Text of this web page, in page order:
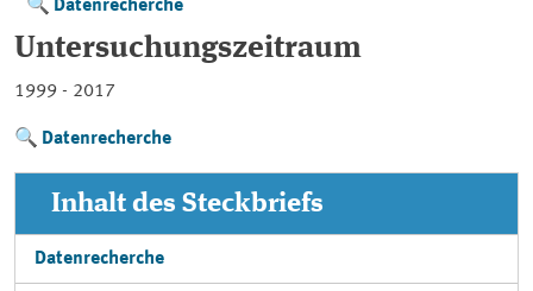
Datenrecherche
Untersuchungszeitraum
1999 - 2017
Datenrecherche
Inhalt des Steckbriefs
Datenrecherche